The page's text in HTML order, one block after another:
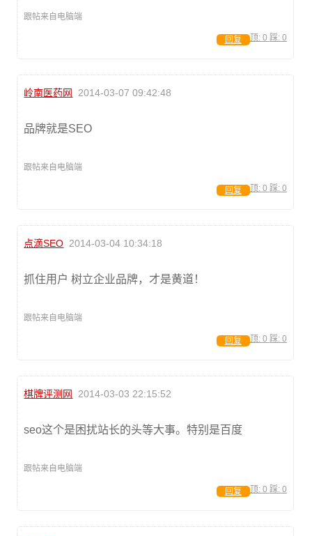
跟帖来自电脑端
顶: 0 踩: 0
回复
岭南医药网 2014-03-07 09:42:48
品牌就是SEO
跟帖来自电脑端
顶: 0 踩: 0
回复
点滴SEO 2014-03-04 10:34:18
抓住用户 树立企业品牌，才是黄道！
跟帖来自电脑端
顶: 0 踩: 0
回复
棋牌评测网 2014-03-03 22:15:52
seo这个是困扰站长的头等大事。特别是百度
跟帖来自电脑端
顶: 0 踩: 0
回复